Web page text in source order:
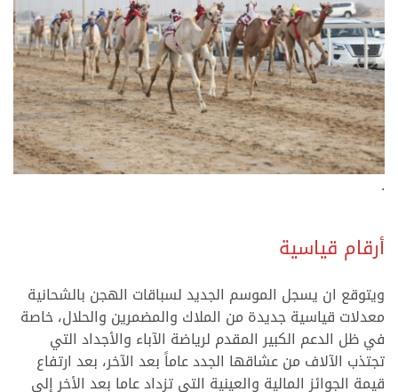
.
أرقام قياسية
ويتوقع ان يسجل الموسم الجديد لسباقات الهجن بالشحانية
معدلات قياسية جديدة من الملاك والمضمرين والحلال، خاصة
في ظل الدعم الكبير المقدم لرياضة الآباء والأجداد التي
تجتذب الآلاف من عشاقها الجدد عاماً بعد الآخر، بعد ارتفاع
قيمة الجوائز المالية والعينية التي تزداد عاما بعد الأخر إلى